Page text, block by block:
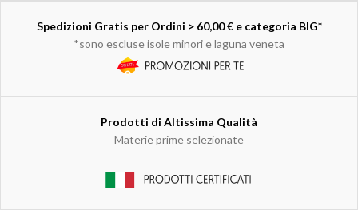
Spedizioni Gratis per Ordini > 60,00 € e categoria BIG*
*sono escluse isole minori e laguna veneta
Prodotti di Altissima Qualità
Materie prime selezionate